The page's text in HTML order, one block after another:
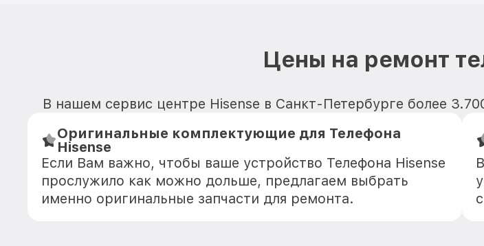
Цены на ремонт
В нашем сервис центре Hisense в Санкт-Петербурге более
Оригинальные комплектующие для Телефона
Hisense
Если Вам важно, чтобы ваше устройство Телефона Hisense
прослужило как можно дольше, предлагаем выбрать
именно оригинальные запчасти для ремонта.